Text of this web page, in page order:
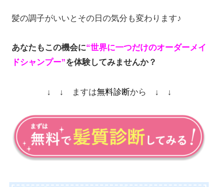
髪の調子がいいとその日の気分も変わります♪
あなたもこの機会に“世界に一つだけのオーダーメイ
ドシャンプー”を体験してみませんか？
↓ ↓ ますは無料診断から ↓ ↓